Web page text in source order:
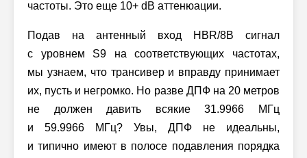
частоты. Это еще 10+ dB аттенюации.
Подав на антенный вход HBR/8B сигнал
с уровнем S9 на соответствующих частотах,
мы узнаем, что трансивер и вправду принимает
их, пусть и негромко. Но разве ДПФ на 20 метров
не должен давить всякие 31.9966 МГц
и 59.9966 МГц? Увы, ДПФ не идеальны,
и типично имеют в полосе подавления порядка